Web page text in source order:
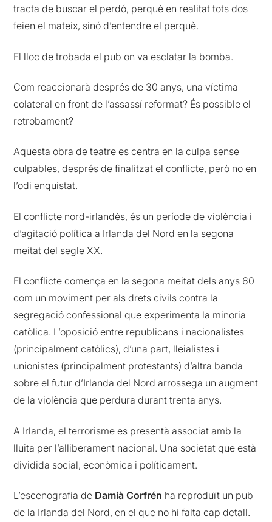
tracta de buscar el perdó, perquè en realitat tots dos
feien el mateix, sinó d’entendre el perquè.
El lloc de trobada el pub on va esclatar la bomba.
Com reaccionarà després de 30 anys, una víctima
colateral en front de l’assassí reformat? És possible el
retrobament?
Aquesta obra de teatre es centra en la culpa sense
culpables, després de finalitzat el conflicte, però no en
l’odi enquistat.
El conflicte nord-irlandès, és un període de violència i
d’agitació política a Irlanda del Nord en la segona
meitat del segle XX.
El conflicte comença en la segona meitat dels anys 60
com un moviment per als drets civils contra la
segregació confessional que experimenta la minoria
catòlica. L’oposició entre republicans i nacionalistes
(principalment catòlics), d’una part, lleialistes i
unionistes (principalment protestants) d’altra banda
sobre el futur d’Irlanda del Nord arrossega un augment
de la violència que perdura durant trenta anys.
A Irlanda, el terrorisme es presentà associat amb la
lluita per l’alliberament nacional. Una societat que està
dividida social, econòmica i políticament.
L’escenografia de Damià Corfrén ha reproduït un pub
de la Irlanda del Nord, en el que no hi falta cap detall.